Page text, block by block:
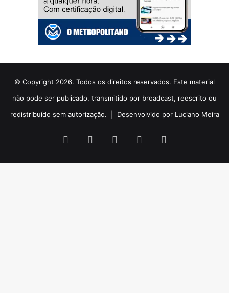
© Copyright 2026. Todos os direitos reservados. Este material
não pode ser publicado, transmitido por broadcast, reescrito ou
redistribuído sem autorização. | Desenvolvido por Luciano Meira
Facebook YouTubeInstagram